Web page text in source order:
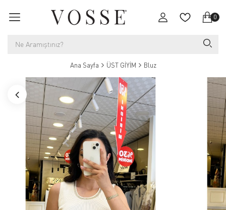
0
Ana Sayfa ÜST GİYİM Bluz